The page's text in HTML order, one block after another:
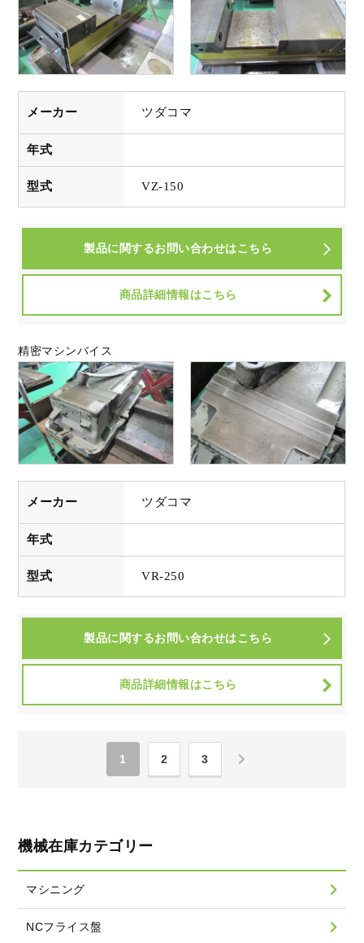
メーカー ツダコマ
年式
型式 VZ-150
製品に関するお問い合わせはこちら
商品詳細情報はこちら
精密マシンバイス
メーカー ツダコマ
年式
型式 VR-250
製品に関するお問い合わせはこちら
商品詳細情報はこちら
1 2 3
機械在庫カテゴリー
マシニング
NCフライス盤